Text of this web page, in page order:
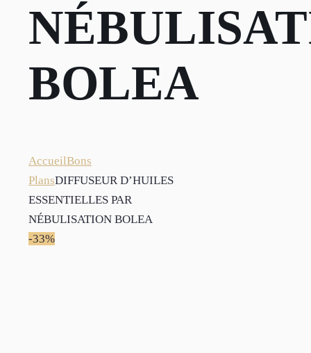
BOLEA
AccueilBons
PlansDIFFUSEUR D’HUILES
ESSENTIELLES PAR
NÉBULISATION BOLEA
-33%